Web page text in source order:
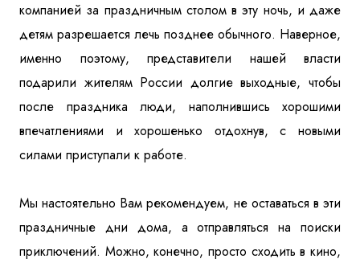
компанией за праздничным столом в эту ночь, и даже
детям разрешается лечь позднее обычного. Наверное,
именно поэтому, представители нашей власти
подарили жителям России долгие выходные, чтобы
после праздника люди, наполнившись хорошими
впечатлениями и хорошенько отдохнув, с новыми
силами приступали к работе.
Мы настоятельно Вам рекомендуем, не оставаться в эти
праздничные дни дома, а отправляться на поиски
приключений. Можно, конечно, просто сходить в кино,